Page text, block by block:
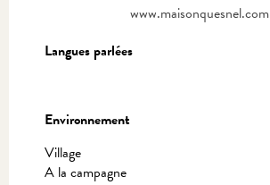
www.maisonquesnel.com
Langues parlées
Langues parlées
Environnement
Environnement
Village
A la campagne